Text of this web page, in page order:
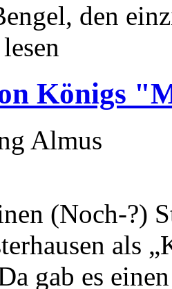
den
Königs
Almus
(Noch-?)
als
gab es